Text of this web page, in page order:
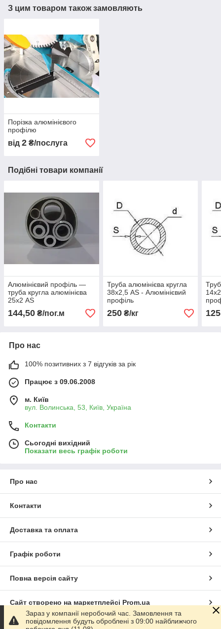
З цим товаром також замовляють
Порізка алюмінієвого
профілю
від 2 ₴/послуга
Подібні товари компанії
Алюмінієвий профіль —
труба кругла алюмінієва
25х2 AS
144,50 ₴/пог.м
Труба алюмінієва кругла
38х2,5 AS - Алюмінієвий
профіль
250₴/кг 125
Про нас
100% позитивних з 7 відгуків за рік
Працює з 09.06.2008
м. Київ
вул. Волинська, 53, Київ, Україна
Контакти
Сьогодні вихідний
Показати весь графік роботи
Про нас
Контакти
Доставка та оплата
Графік роботи
Повна версія сайту
Сайт створено на маркетплейсі Prom.ua
Політика конфіденційності
Зараз у компанії неробочий час. Замовлення та
повідомлення будуть оброблені з 09:00 найближчого